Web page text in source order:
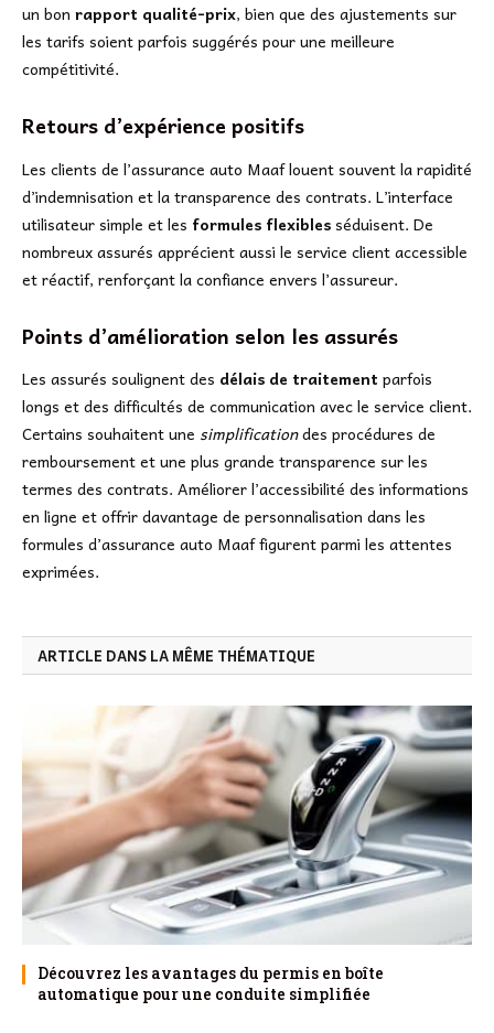
un bon rapport qualité-prix, bien que des ajustements sur
les tarifs soient parfois suggérés pour une meilleure
compétitivité.
Retours d’expérience positifs
Les clients de l’assurance auto Maaf louent souvent la rapidité
d’indemnisation et la transparence des contrats. L’interface
utilisateur simple et les formules flexibles séduisent. De
nombreux assurés apprécient aussi le service client accessible
et réactif, renforçant la confiance envers l’assureur.
Points d’amélioration selon les assurés
Les assurés soulignent des délais de traitement parfois
longs et des difficultés de communication avec le service client.
Certains souhaitent une simplificationdes procédures de
remboursement et une plus grande transparence sur les
termes des contrats. Améliorer l’accessibilité des informations
en ligne et offrir davantage de personnalisation dans les
formules d’assurance auto Maaf figurent parmi les attentes
exprimées.
ARTICLE DANS LA MÊME THÉMATIQUE
Découvrez les avantages du permis en boîte
automatique pour une conduite simplifiée